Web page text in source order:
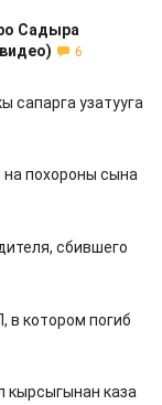
Садыра
6
сапарга узатууга
похороны сына
сбившего
в котором погиб
кырсыгынан каза